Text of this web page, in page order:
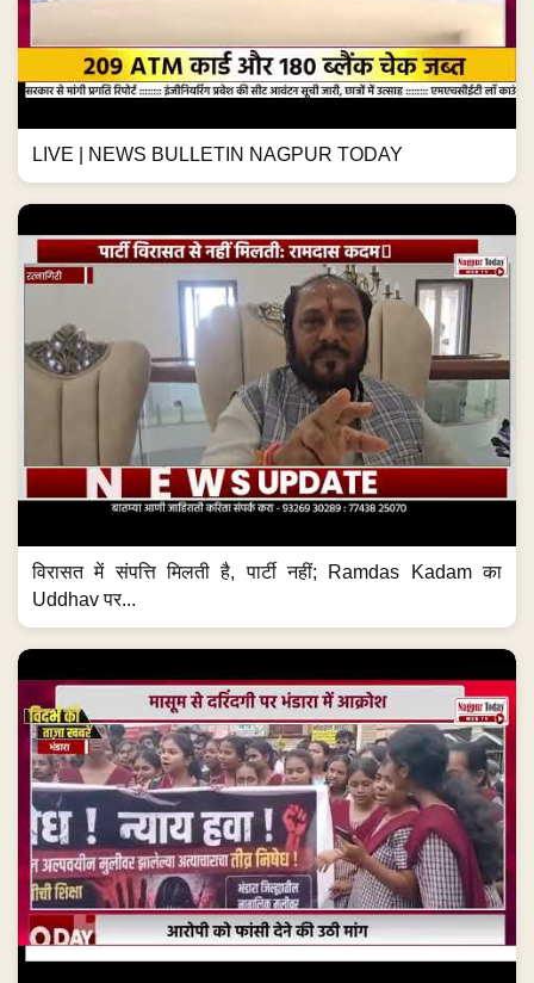
LIVE | NEWS BULLETIN NAGPUR TODAY
विरासत में संपत्ति मिलती है, पार्टी नहीं; Ramdas Kadam का
Uddhav पर...